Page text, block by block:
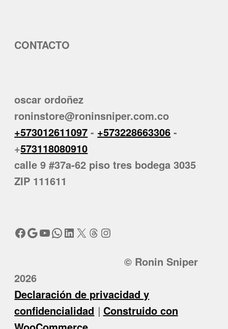
CONTACTO
oscar ordoñez
roninstore@roninsniper.com.co
+573012611097 - +573228663306 -
+573118080910
calle 9 #37a-62 piso tres bodega 3035
ZIP 111611
Facebook
Google
YouTube
WhatsApp
LinkedIn
X Threads
Instagram
© Ronin Sniper
2026
Declaración de privacidad y
confidencialidad
Construido con